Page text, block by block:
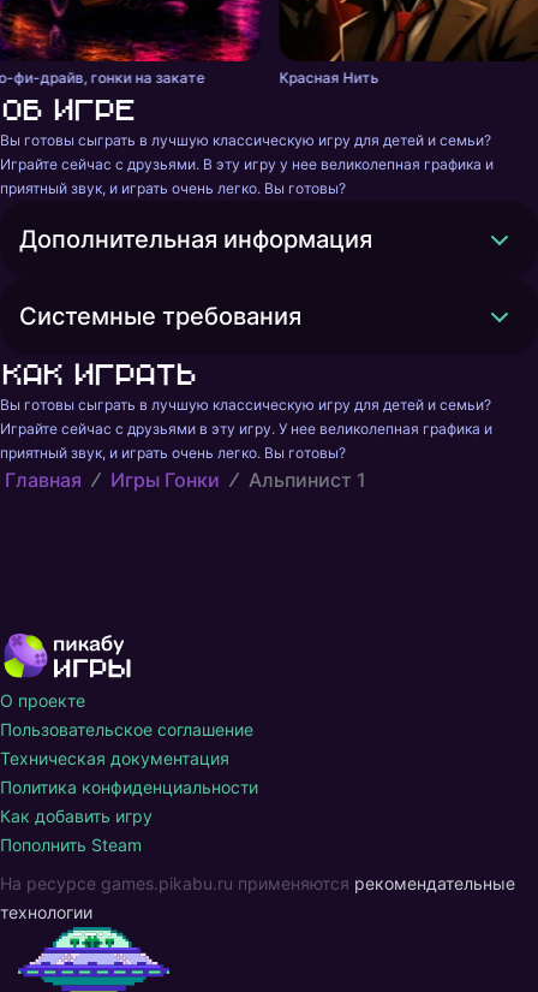
фи-драйв, гонки на закате Красная Нить
Об игре
Вы готовы сыграть в лучшую классическую игру для детей и семьи?
Играйте сейчас с друзьями. В эту игру у нее великолепная графика и
приятный звук, и играть очень легко. Вы готовы?
Дополнительная информация
Системные требования
Как играть
Вы готовы сыграть в лучшую классическую игру для детей и семьи?
Играйте сейчас с друзьями в эту игру. У нее великолепная графика и
приятный звук, и играть очень легко. Вы готовы?
Главная Игры Гонки Альпинист 1
О проекте
Пользовательское соглашение
Техническая документация
Политика конфиденциальности
Как добавить игру
Пополнить Steam
На ресурсе games.pikabu.ru применяются рекомендательные
технологии